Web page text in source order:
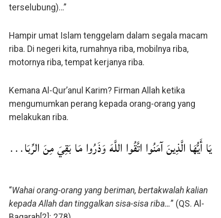
terselubung)…”
Hampir umat Islam tenggelam dalam segala macam
riba. Di negeri kita, rumahnya riba, mobilnya riba,
motornya riba, tempat kerjanya riba.
Kemana Al-Qur’anul Karim? Firman Allah ketika
mengumumkan perang kepada orang-orang yang
melakukan riba.
يَا أَيُّهَا الَّذِينَ آمَنُوا اتَّقُوا اللَّهَ وَذَرُوا مَا بَقِيَ مِنَ الرِّبَا…
“Wahai orang-orang yang beriman, bertakwalah kalian
kepada Allah dan tinggalkan sisa-sisa riba…” (QS. Al-